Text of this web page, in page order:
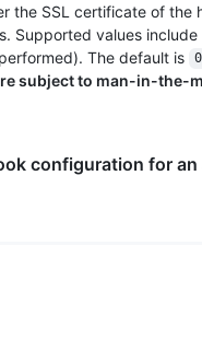
the SSL certificate of the
Supported values include
The default is 0
subject to man-in-the-
configuration for an